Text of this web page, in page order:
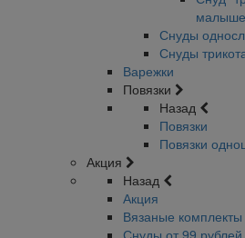
Снуды
Снуды
Варежки
Повязки
Назад
Повязки
Повязки
Акция
Назад
Акция
Вязаные
Снуды от 99 рублей